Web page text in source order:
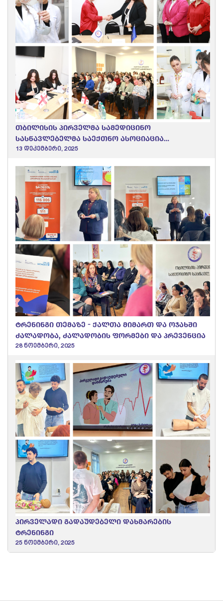
თბილისის პირველმა სამედიცინო
სასწავლებელმა საექთნო ასოციაცია
“ნიუმენთან” და “სიაბ-აკადემიასთან”
13 დეკემბერი, 2025
ტრენინგი თემაზე - ქალთა მიმართ და ოჯახში
ძალადობა, ძალადობის ფორმები და პრევენცია
28 ნოემბერი, 2025
პირველადი გადაუდებელი დახმარების
ტრენინგი
25 ნოემბერი, 2025